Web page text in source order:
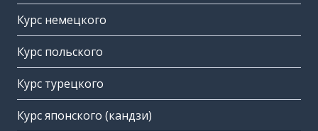
Курс немецкого
Курс польского
Курс турецкого
Курс японского (кандзи)